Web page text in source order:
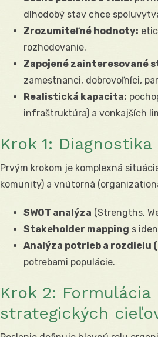
dlhodobý stav chce
Zrozumiteľné hodnoty:
rozhodovanie.
Zapojené zainteresované
zamestnanci, dobrovoľníci,
Realistická kapacita:
infraštruktúra) a vonkajších
Krok 1:
Prvým krokom je komplexná
komunity) a vnútorná
SWOT analýza (Strengths,
Stakeholder mapping s
Analýza potrieb a rozdielu
potrebami populácie.
Krok 2:
strategických